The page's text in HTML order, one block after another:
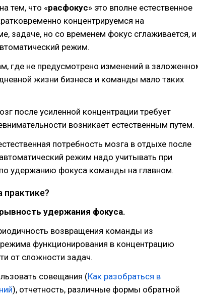
тем, что «расфокус» это вполне естественное
концентрируемся на
задаче, но со временем фокус сглаживается, и
режим.
где не предусмотрено изменений в
жизни бизнеса и команды мало таких
после усиленной концентрации требует
возникает естественным путем.
потребность мозга в отдыхе после
режим надо учитывать при
по удержанию фокуса команды на главном.
практике?
удержания фокуса.
возвращения команды из
функционирования в концентрацию
от сложности задач.
совещания (Как разобраться в
), отчетность, различные формы обратной